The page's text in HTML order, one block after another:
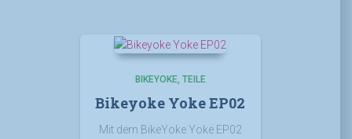
BIKEYOKE TEILE
Bikeyoke Yoke EP02
Mit dem BikeYoke Yoke EP02